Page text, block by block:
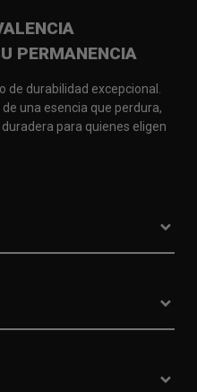
PERMANENCIA
durabilidad excepcional.
una esencia que perdura,
para quienes eligen